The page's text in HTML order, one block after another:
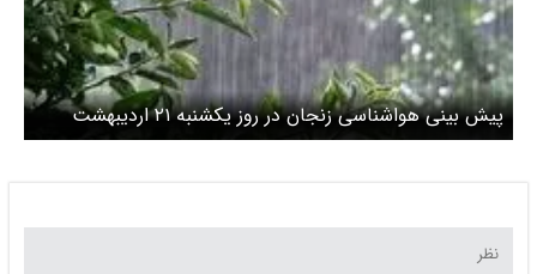
پیش بینی هواشناسی زنجان در روز یکشنبه ۲۱ اردیبهشت